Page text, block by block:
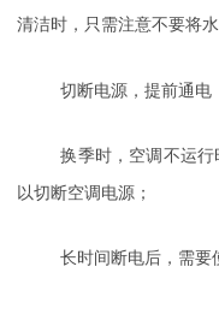
清洁时，只需注意不要将
切断电源，提前通电
换季时，空调不运行
以切断空调电源；
长时间断电后，需要